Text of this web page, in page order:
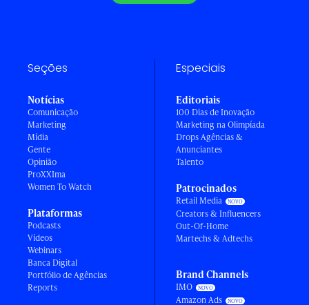
Seções
Notícias
Comunicação
Marketing
Mídia
Gente
Opinião
ProXXIma
Women To Watch
Plataformas
Podcasts
Vídeos
Webinars
Banca Digital
Portfólio de Agências
Reports
Especiais
Editoriais
100 Dias de Inovação
Marketing na Olimpíada
Drops Agências &
Anunciantes
Talento
Patrocinados
Retail Media
Creators & Influencers
Out-Of-Home
Martechs & Adtechs
Brand Channels
IMO
Amazon Ads